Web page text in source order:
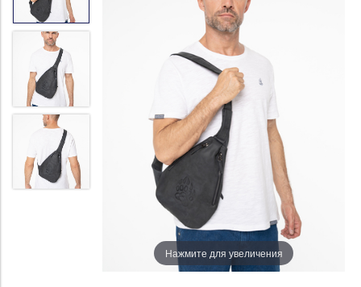
Нажмите для увеличения